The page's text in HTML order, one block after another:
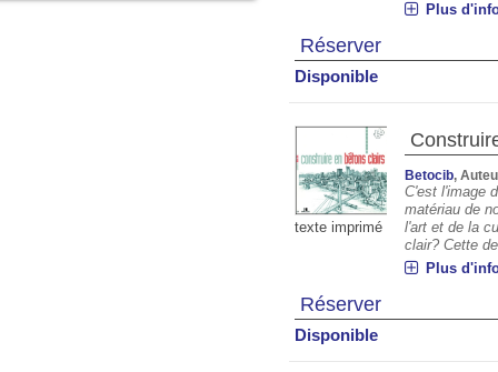
Plus
Réserver
Disponible
texte imprimé
Betocib,
C'est l'image
matériau de
l'art et de la
clair? Cette
Plus
Réserver
Disponible